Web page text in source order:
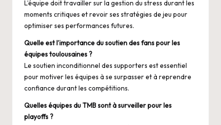
L’équipe doit travailler sur la gestion du stress durant les
moments critiques et revoir ses stratégies de jeu pour
optimiser ses performances futures.
Quelle est l’importance du soutien des fans pour les
équipes toulousaines ?
Le soutien inconditionnel des supporters est essentiel
pour motiver les équipes à se surpasser et à reprendre
confiance durant les compétitions.
Quelles équipes du TMB sont à surveiller pour les
playoffs ?